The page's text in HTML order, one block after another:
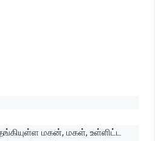
மகன், மகள், உள்ளிட்ட